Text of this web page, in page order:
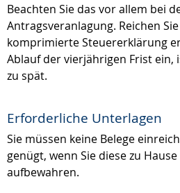
Beachten Sie das vor allem bei
Antragsveranlagung. Reichen
komprimierte Steuererklärung
Ablauf der vierjährigen Frist ein,
zu spät.
Erforderliche Unterlagen
Sie müssen keine Belege
genügt, wenn Sie diese zu Hause
aufbewahren.